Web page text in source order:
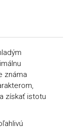
známa
získať istotu